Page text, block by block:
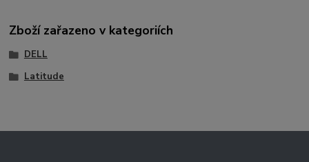
Zboží zařazeno v kategoriích
DELL
Latitude